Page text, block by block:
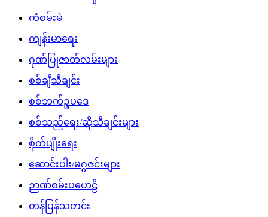
ကံစမ်းမဲ
ကျန်းမာရေး
ဂုဏ်ပြုဇာတ်လမ်းများ
စစ်ချီသီချင်း
စစ်ဘက်ဥပဒေ
စစ်သည်ရေး/ဆိုသီချင်းများ
စိုက်ပျိုးရေး
ဆောင်းပါး/မဂ္ဂဇင်းများ
ဉာဏ်စမ်းပဟေဠိ
တန်ပြန်သတင်း